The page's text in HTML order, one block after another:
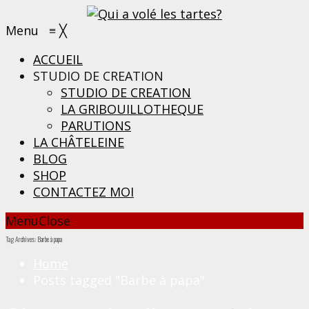
Menu ≡ ╳
ACCUEIL
STUDIO DE CREATION
STUDIO DE CREATION
LA GRIBOUILLOTHEQUE
PARUTIONS
LA CHÂTELEINE
BLOG
SHOP
CONTACTEZ MOI
MenuClose
Tag Archives: Barbe à papa